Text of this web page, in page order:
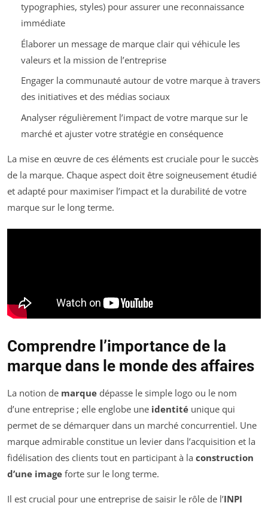
typographies, styles) pour assurer une reconnaissance
immédiate
Élaborer un message de marque clair qui véhicule les
valeurs et la mission de l’entreprise
Engager la communauté autour de votre marque à travers
des initiatives et des médias sociaux
Analyser régulièrement l’impact de votre marque sur le
marché et ajuster votre stratégie en conséquence
La mise en œuvre de ces éléments est cruciale pour le succès
de la marque. Chaque aspect doit être soigneusement étudié
et adapté pour maximiser l’impact et la durabilité de votre
marque sur le long terme.
Comprendre l’importance de la
marque dans le monde des affaires
La notion de marque dépasse le simple logo ou le nom
d’une entreprise ; elle englobe une identité unique qui
permet de se démarquer dans un marché concurrentiel. Une
marque admirable constitue un levier dans l’acquisition et la
fidélisation des clients tout en participant à la construction
d’une image forte sur le long terme.
Il est crucial pour une entreprise de saisir le rôle de l’INPI